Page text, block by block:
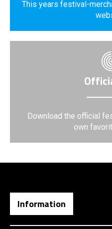
This years festival-
Download the official
own
Information